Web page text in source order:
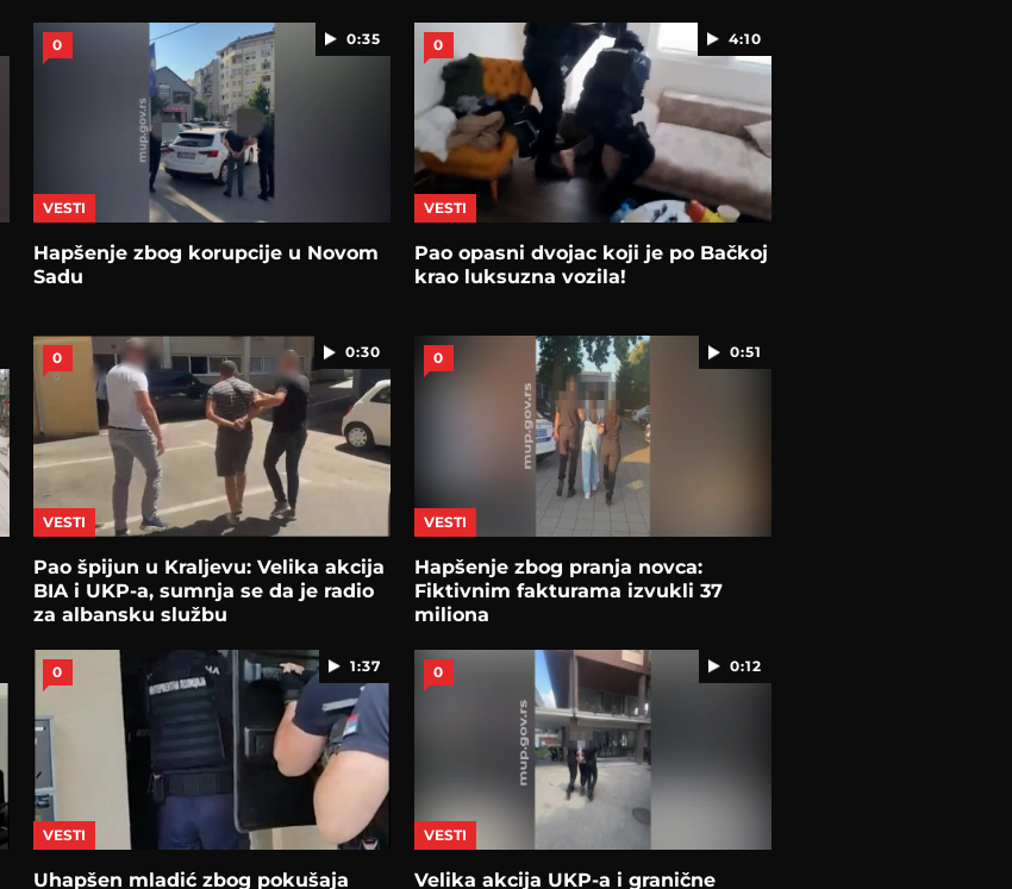
0:35
0
VESTI
Hapšenje zbog korupcije u Novom
Sadu
4:10
0
VESTI
Pao opasni dvojac koji je po Bačkoj
krao luksuzna vozila!
0:30
0
VESTI
Pao špijun u Kraljevu: Velika akcija
BIA i UKP-a, sumnja se da je radio
za albansku službu
0:51
0
VESTI
Hapšenje zbog pranja novca:
Fiktivnim fakturama izvukli 37
miliona
1:37
0
VESTI
Uhapšen mladić zbog pokušaja
0:12
0
VESTI
Velika akcija UKP-a i granične